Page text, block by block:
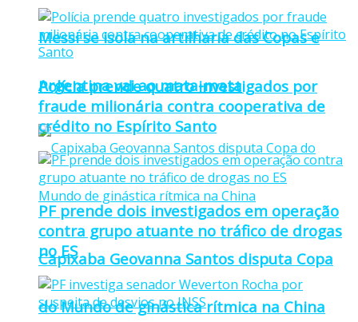
Messi se isola na artilharia das Copas e
Argentina vai ao mata-mata
Capixaba Geovanna Santos disputa Copa
do Mundo de ginástica rítmica na China
Polícia prende quatro investigados por
fraude milionária contra cooperativa de
crédito no Espírito Santo
PF prende dois investigados em operação
contra grupo atuante no tráfico de drogas
no ES